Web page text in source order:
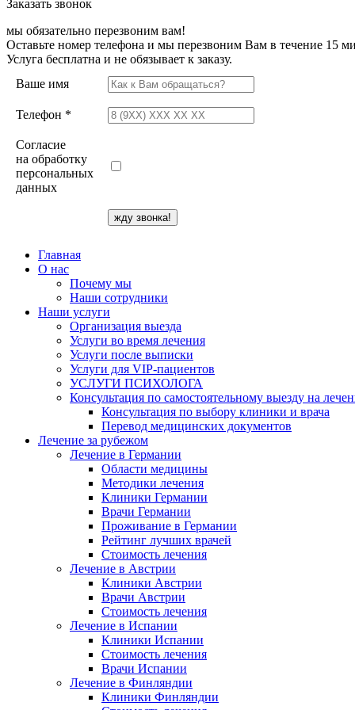
Заказать звонок
мы обязательно перезвоним вам!
Оставьте номер телефона и мы перезвоним Вам в течение 15
Услуга бесплатна и не обязывает к заказу.
Ваше имя
Телефон *
Согласие
на обработку
персональных
данных
Главная
О нас
Почему мы
Наши сотрудники
Наши услуги
Организация выезда
Услуги во время лечения
Услуги после выписки
Услуги для VIP-пациентов
УСЛУГИ ПСИХОЛОГА
Консультация по самостоятельному выезду на
Консультация по выбору клиники и врача
Перевод медицинских документов
Лечение за рубежом
Лечение в Германии
Области медицины
Методики лечения
Клиники Германии
Врачи Германии
Проживание в Германии
Рейтинг лучших врачей
Стоимость лечения
Лечение в Австрии
Клиники Австрии
Врачи Австрии
Стоимость лечения
Лечение в Испании
Клиники Испании
Стоимость лечения
Врачи Испании
Лечение в Финляндии
Клиники Финляндии